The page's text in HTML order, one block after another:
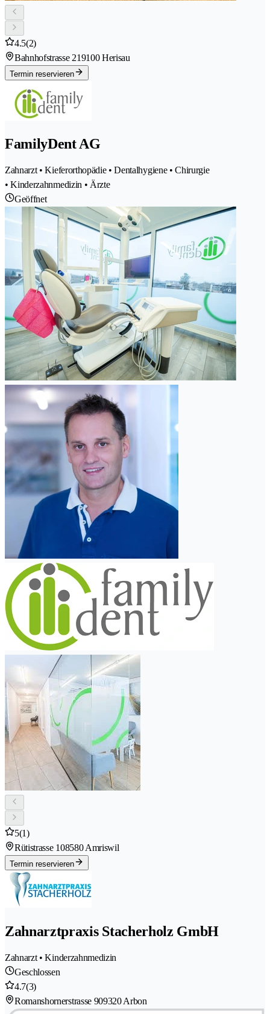
4.5(2)
Bahnhofstrasse 219100 Herisau
Termin reservieren
FamilyDent AG
Zahnarzt • Kieferorthopädie • Dentalhygiene • Chirurgie
• Kinderzahnmedizin • Ärzte
Geöffnet
5(1)
Rütistrasse 108580 Amriswil
Termin reservieren
Zahnarztpraxis Stacherholz GmbH
Zahnarzt • Kinderzahnmedizin
Geschlossen
4.7(3)
Romanshornerstrasse 909320 Arbon